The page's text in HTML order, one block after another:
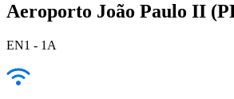
Aeroporto João Paulo II
EN1 - 1A